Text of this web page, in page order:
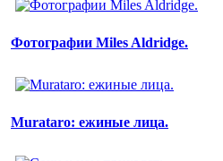
Фотографии Miles Aldridge.
Murataro: ежиные лица.